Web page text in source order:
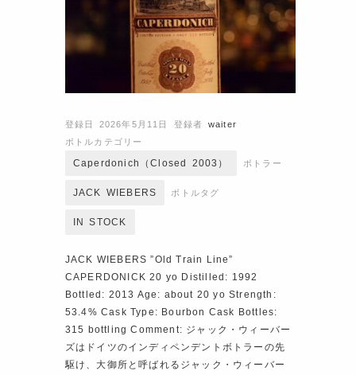
登録日 2026年5月11日 登録者 waiter
ボトルカテゴリー
Caperdonich（closed 2003） ボトラー
JACK WIEBERS ボトルタグ
IN STOCK
JACK WIEBERS ”Old Train Line”
CAPERDONICK 20 yo Distilled: 1992
Bottled: 2013 Age: about 20 yo Strength:
53.4% Cask Type: Bourbon Cask Bottles:
315 bottling Comment: ジャック・ウィーバー
ズはドイツのインディペンデントボトラーの先
駆け、大御所と呼ばれるジャック・ウィーバー